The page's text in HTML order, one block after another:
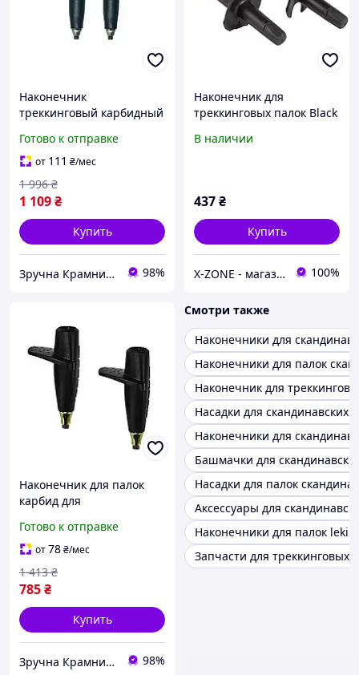
Наконечник
треккинговый карбидный
Gabel MK-0077
Готово к отправке
от 111 ₴/мес
1 109₴
1 996 ₴
Купить
Зручна Крамниця 98%
Наконечник для
треккинговых палок Black
(BD 112126.0000)
В наличии
437₴
Купить
X-ZONE - магазин туристичного спорядження 100%
Наконечник для палок
карбид для
шт черный Gabel MK-
0718
Готово к отправке
от78₴/мес
785₴
1 413 ₴
Купить
Зручна Крамниця 98%
Смотри также
Наконечники для
Наконечники для палок
Наконечник для
Насадки для скандинавских
Наконечники для
Башмачки для
Насадки для палок
Аксессуары для
Наконечники для палок leki
Запчасти для треккинговых